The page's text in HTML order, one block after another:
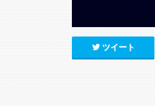
ツイート